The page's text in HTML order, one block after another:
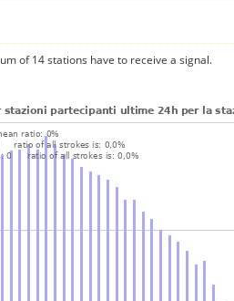
of 14 stations have to receive a signal.